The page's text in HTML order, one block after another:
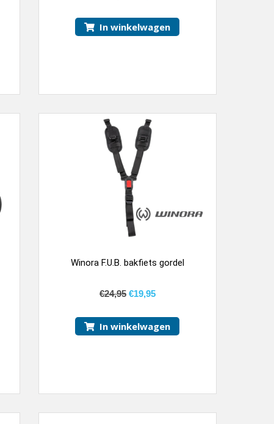
In winkelwagen
Winora F.U.B. bakfiets gordel
€24,95 €19,95
In winkelwagen